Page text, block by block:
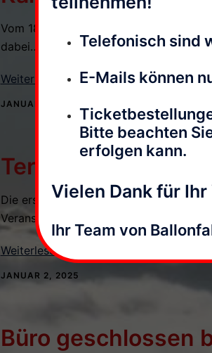
Vom 18.01. bis 25.01. waren wir beim
dabei… Gepostet von Ballonfahrten
Weiterlesen
JANUAR 29, 2025
Termine für
Die ersten Termine für Veranstaltung
Veranstaltungstermine
Weiterlesen
JANUAR 2, 2025
Büro geschlossen
Telefonisch sind
E-Mails können
Bitte beachten
erfolgen kann.
Vielen Dank für
Ihr Team von